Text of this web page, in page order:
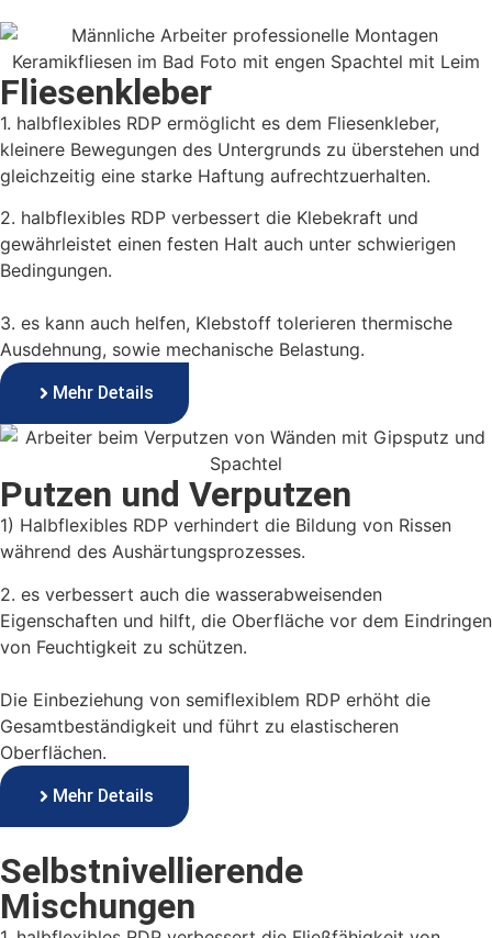
Fliesenkleber
1. halbflexibles RDP ermöglicht es dem Fliesenkleber,
kleinere Bewegungen des Untergrunds zu überstehen und
gleichzeitig eine starke Haftung aufrechtzuerhalten.
2. halbflexibles RDP verbessert die Klebekraft und
gewährleistet einen festen Halt auch unter schwierigen
Bedingungen.
3. es kann auch helfen, Klebstoff tolerieren thermische
Ausdehnung, sowie mechanische Belastung.
Mehr Details
Putzen und Verputzen
1) Halbflexibles RDP verhindert die Bildung von Rissen
während des Aushärtungsprozesses.
2. es verbessert auch die wasserabweisenden
Eigenschaften und hilft, die Oberfläche vor dem Eindringen
von Feuchtigkeit zu schützen.
Die Einbeziehung von semiflexiblem RDP erhöht die
Gesamtbeständigkeit und führt zu elastischeren
Oberflächen.
Mehr Details
Selbstnivellierende
Mischungen